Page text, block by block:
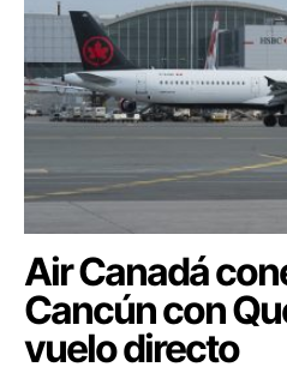
Air Canadá
Cancún con
vuelo directo